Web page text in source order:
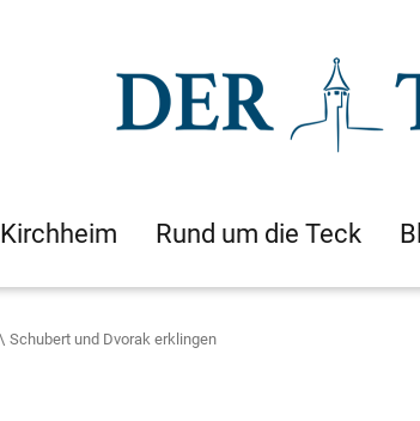
Kirchheim Rund um die Teck
Schubert und Dvorak erklingen